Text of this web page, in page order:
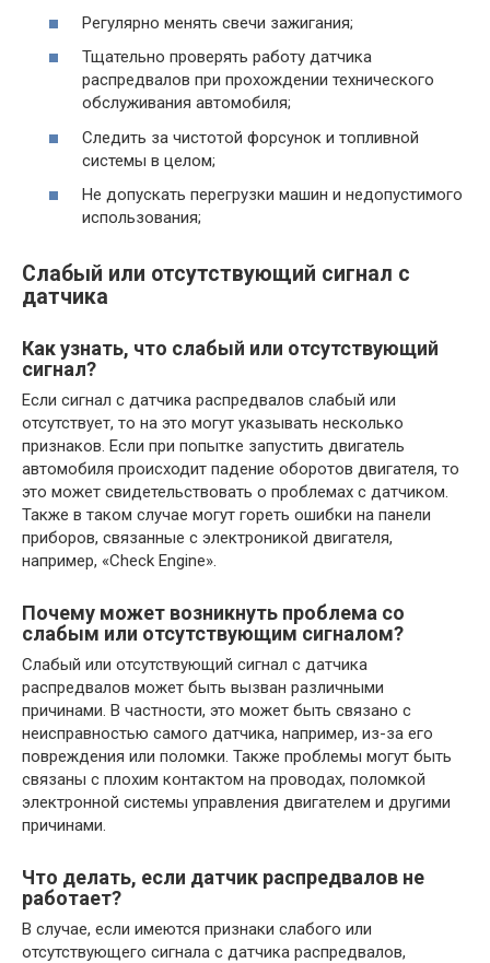
Регулярно менять свечи зажигания;
Тщательно проверять работу датчика
распредвалов при прохождении технического
обслуживания автомобиля;
Следить за чистотой форсунок и топливной
системы в целом;
Не допускать перегрузки машин и недопустимого
использования;
Слабый или отсутствующий сигнал с
датчика
Как узнать, что слабый или отсутствующий
сигнал?
Если сигнал с датчика распредвалов слабый или
отсутствует, то на это могут указывать несколько
признаков. Если при попытке запустить двигатель
автомобиля происходит падение оборотов двигателя, то
это может свидетельствовать о проблемах с датчиком.
Также в таком случае могут гореть ошибки на панели
приборов, связанные с электроникой двигателя,
например, «Check Engine».
Почему может возникнуть проблема со
слабым или отсутствующим сигналом?
Слабый или отсутствующий сигнал с датчика
распредвалов может быть вызван различными
причинами. В частности, это может быть связано с
неисправностью самого датчика, например, из-за его
повреждения или поломки. Также проблемы могут быть
связаны с плохим контактом на проводах, поломкой
электронной системы управления двигателем и другими
причинами.
Что делать, если датчик распредвалов не
работает?
В случае, если имеются признаки слабого или
отсутствующего сигнала с датчика распредвалов,